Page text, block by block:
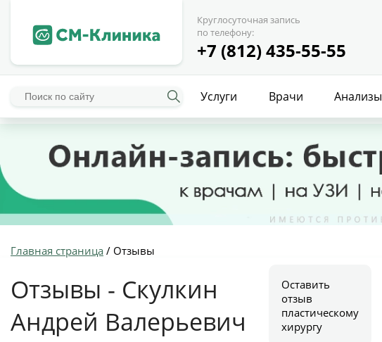
Круглосуточная запись
по телефону:
+7 (812) 435-55-55
Услуги Врачи Анализы
Главная страница / Отзывы
Отзывы - Скулкин
Андрей Валерьевич
Оставить
отзыв
пластическому
хирургу